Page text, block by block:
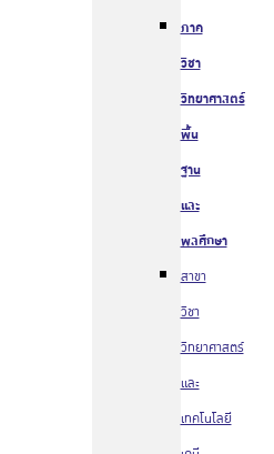
ภาค
วิชา
วิทยาศาสตร์
พื้น
ฐาน
และ
พลศึกษา
สาขา
วิชา
วิทยาศาสตร์
และ
เทคโนโลยี